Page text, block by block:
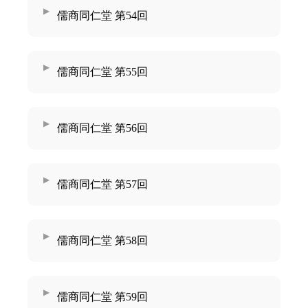
儒商同仁堂 第54回
儒商同仁堂 第55回
儒商同仁堂 第56回
儒商同仁堂 第57回
儒商同仁堂 第58回
儒商同仁堂 第59回